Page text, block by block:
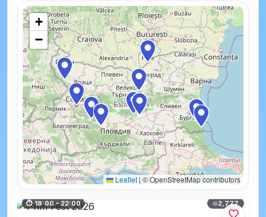
+
−
Leaflet | © OpenStreetMap contributors
⏱ 18:00 – 22:00 2,777